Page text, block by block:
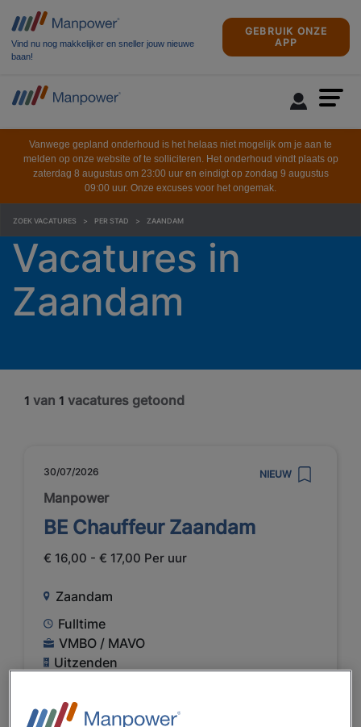
Vind nu nog makkelijker en sneller jouw nieuwe
baan!
GEBRUIK ONZE
APP
Vanwege gepland onderhoud is het helaas niet mogelijk om je aan te
melden op onze website of te solliciteren. Het onderhoud vindt plaats op
zaterdag 8 augustus om 23:00 uur en eindigt op zondag 9 augustus
09:00 uur. Onze excuses voor het ongemak.
ZOEK VACATURES PER STAD ZAANDAM
Vacatures in
Zaandam
1 van 1 vacatures getoond
30/07/2026 NIEUW
Manpower
BE Chauffeur Zaandam
€ 16,00 - € 17,00 Per uur
Zaandam
Fulltime
VMBO / MAVO
Uitzenden